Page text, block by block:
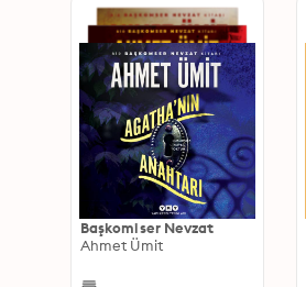
Başkomiser Nevzat
Ahmet Ümit